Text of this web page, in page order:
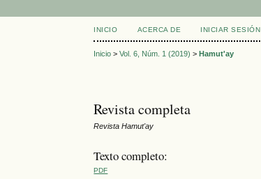
INICIO ACERCA DE INICIAR SESIÓN
Inicio >Vol. 6, Núm. 1 (2019) >Hamut'ay
Revista completa
Revista Hamut'ay
Texto completo:
PDF